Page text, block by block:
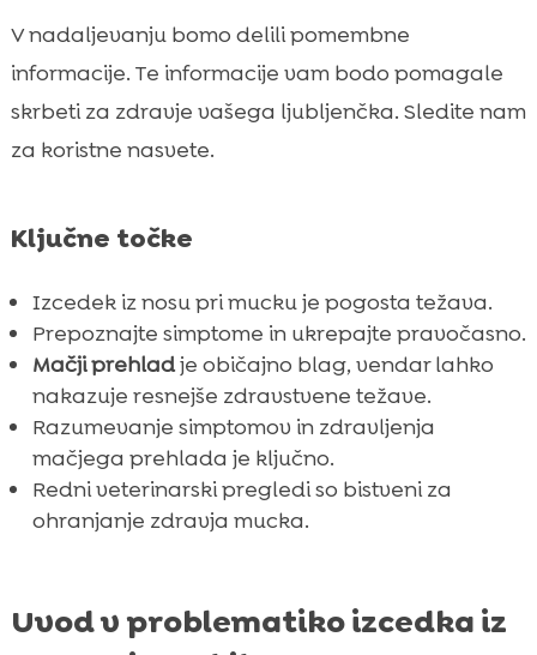
Kako preprečiti izcedek iz nosu pri mucku
CricksyCat hrana za mucke
Mucek vzroki izcedka iz nosu
 Higiena in okoljski dejavniki
nosu
 Stres kot dejavnik za izcedek iz nosu
Zaključek
FAQ
V nadaljevanju bomo delili pomembne
informacije. Te informacije vam bodo pomagale
skrbeti za zdravje vašega ljubljenčka. Sledite nam
za koristne nasvete.
Ključne točke
Izcedek iz nosu pri mucku je pogosta težava.
Prepoznajte simptome in ukrepajte pravočasno.
Mačji prehladje običajno blag, vendar lahko
nakazuje resnejše zdravstvene težave.
Razumevanje simptomov in zdravljenja
mačjega prehlada je ključno.
Redni veterinarski pregledi so bistveni za
ohranjanje zdravja mucka.
Uvod v problematiko izcedka iz